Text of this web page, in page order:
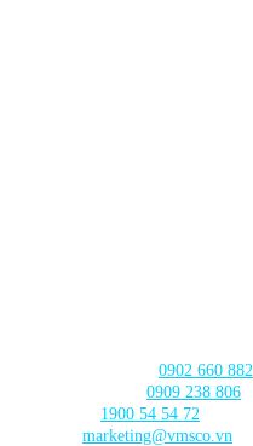
0902 660 882
0909 238 806
1900 54 54 72
marketing@vmsco.vn